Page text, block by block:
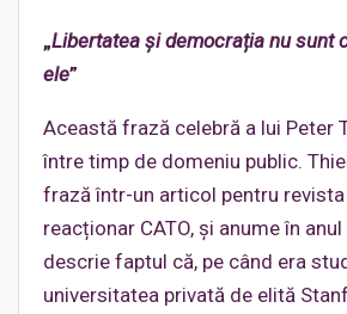
„Libertatea și democrația nu sunt
ele”
Această frază celebră a lui Peter
între timp de domeniu public.
frază într-un articol pentru
reacționar CATO, și anume în
descrie faptul că, pe când era
universitatea privată de elită